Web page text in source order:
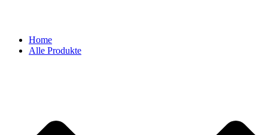
Home
Alle Produkte